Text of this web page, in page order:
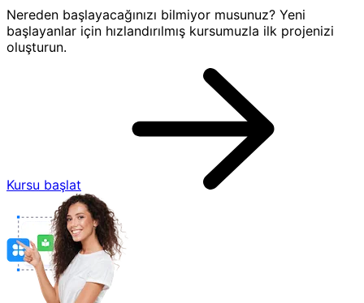
Nereden başlayacağınızı bilmiyor musunuz? Yeni
başlayanlar için hızlandırılmış kursumuzla ilk projenizi
oluşturun.
Kursu başlat